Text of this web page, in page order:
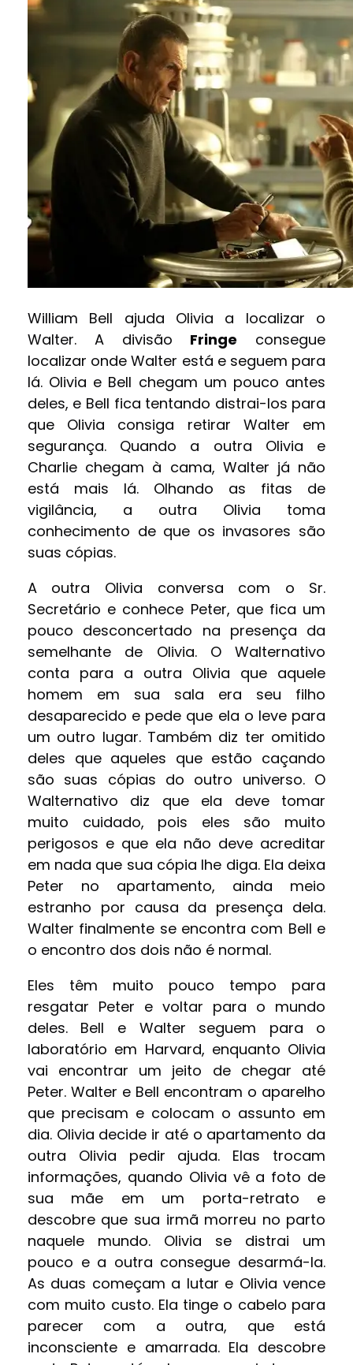
William Bell ajuda Olivia a localizar o
Walter. A divisão Fringe consegue
localizar onde Walter está e seguem para
lá. Olivia e Bell chegam um pouco antes
deles, e Bell fica tentando distrai-los para
que Olivia consiga retirar Walter em
segurança. Quando a outra Olivia e
Charlie chegam à cama, Walter já não
está mais lá. Olhando as fitas de
vigilância, a outra Olivia toma
conhecimento de que os invasores são
suas cópias.
A outra Olivia conversa com o Sr.
Secretário e conhece Peter, que fica um
pouco desconcertado na presença da
semelhante de Olivia. O Walternativo
conta para a outra Olivia que aquele
homem em sua sala era seu filho
desaparecido e pede que ela o leve para
um outro lugar. Também diz ter omitido
deles que aqueles que estão caçando
são suas cópias do outro universo. O
Walternativo diz que ela deve tomar
muito cuidado, pois eles são muito
perigosos e que ela não deve acreditar
em nada que sua cópia lhe diga. Ela deixa
Peter no apartamento, ainda meio
estranho por causa da presença dela.
Walter finalmente se encontra com Bell e
o encontro dos dois não é normal.
Eles têm muito pouco tempo para
resgatar Peter e voltar para o mundo
deles. Bell e Walter seguem para o
laboratório em Harvard, enquanto Olivia
vai encontrar um jeito de chegar até
Peter. Walter e Bell encontram o aparelho
que precisam e colocam o assunto em
dia. Olivia decide ir até o apartamento da
outra Olivia pedir ajuda. Elas trocam
informações, quando Olivia vê a foto de
sua mãe em um porta-retrato e
descobre que sua irmã morreu no parto
naquele mundo. Olivia se distrai um
pouco e a outra consegue desarmá-la.
As duas começam a lutar e Olivia vence
com muito custo. Ela tinge o cabelo para
parecer com a outra, que está
inconsciente e amarrada. Ela descobre